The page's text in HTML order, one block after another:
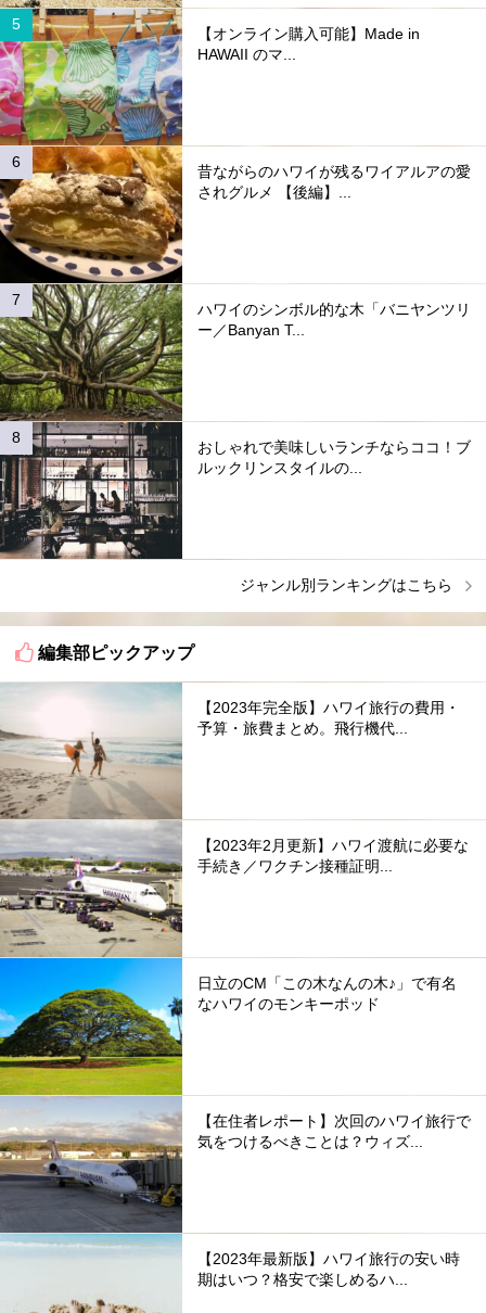
【オンライン購入可能】Made in
HAWAII のマ...
昔ながらのハワイが残るワイアルアの愛
されグルメ 【後編】...
ハワイのシンボル的な木「バニヤンツリ
ー／Banyan T...
おしゃれで美味しいランチならココ！ブ
ルックリンスタイルの...
ジャンル別ランキングはこちら
編集部ピックアップ
【2023年完全版】ハワイ旅行の費用・
予算・旅費まとめ。飛行機代...
【2023年2月更新】ハワイ渡航に必要な
手続き／ワクチン接種証明...
日立のCM「この木なんの木♪」で有名
なハワイのモンキーポッド
【在住者レポート】次回のハワイ旅行で
気をつけるべきことは？ウィズ...
【2023年最新版】ハワイ旅行の安い時
期はいつ？格安で楽しめるハ...